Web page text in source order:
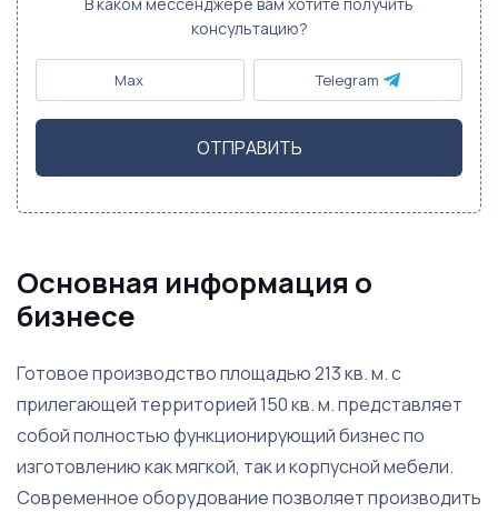
консультацию?
Max Telegram
ОТПРАВИТЬ
Основная информация о
бизнесе
Готовое производство площадью 213 кв. м. с
прилегающей территорией 150 кв. м. представляет
собой полностью функционирующий бизнес по
изготовлению как мягкой, так и корпусной мебели.
Современное оборудование позволяет производить